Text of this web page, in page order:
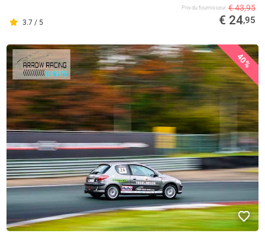
3.7 / 5
Prix ​​du fournisseur € 43,95
€ 24,95
40%